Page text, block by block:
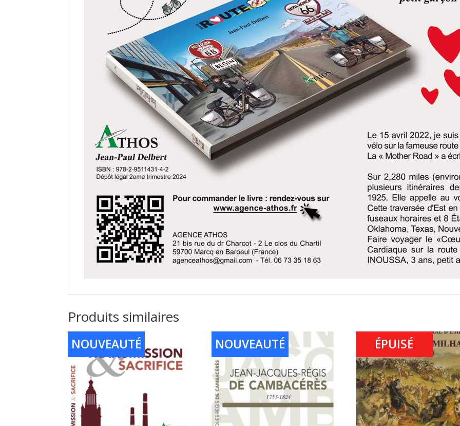
Produits similaires
NOUVEAUTÉ NOUVEAUTÉ ÉPUISÉ